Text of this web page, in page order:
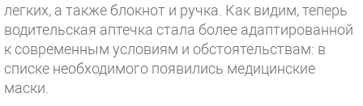
легких, а также блокнот и ручка. Как видим, теперь
водительская аптечка стала более адаптированной
к современным условиям и обстоятельствам: в
списке необходимого появились медицинские
маски.